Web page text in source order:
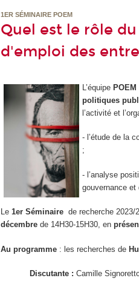
1ER SÉMINAIRE POEM
Quel est le rôle
d'emploi des
L’équipe POEM
politiques
l’activité et
- l’étude de la
;
- l’analyse
gouvernance et
Le 1er Séminaire de recherche 2023/
décembrede 14H30-15H30, en
Au programme : les recherches de
Discutante : Camille